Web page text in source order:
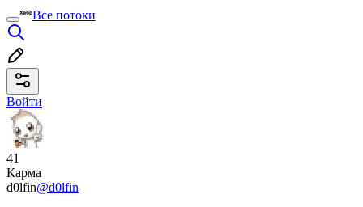
Все потоки
Войти
41
Карма
d0lfin@d0lfin